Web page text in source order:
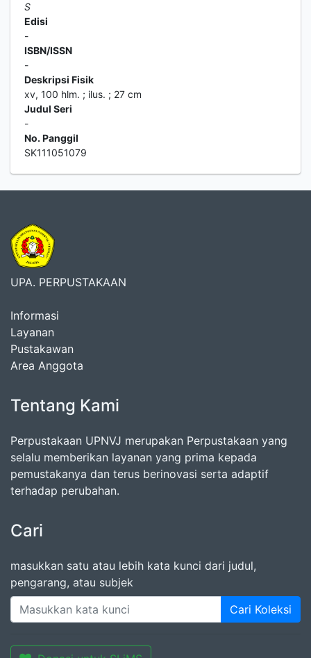
S
Edisi
-
ISBN/ISSN
-
Deskripsi Fisik
xv, 100 hlm. ; ilus. ; 27 cm
Judul Seri
-
No. Panggil
SK111051079
UPA. PERPUSTAKAAN
Informasi
Layanan
Pustakawan
Area Anggota
Tentang Kami
Perpustakaan UPNVJ merupakan Perpustakaan yang
selalu memberikan layanan yang prima kepada
pemustakanya dan terus berinovasi serta adaptif
terhadap perubahan.
Cari
masukkan satu atau lebih kata kunci dari judul,
pengarang, atau subjek
Cari Koleksi